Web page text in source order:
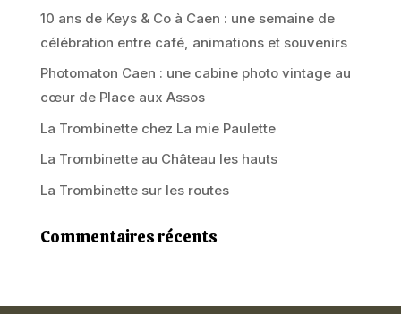
10 ans de Keys & Co à Caen : une semaine de
célébration entre café, animations et souvenirs
Photomaton Caen : une cabine photo vintage au
cœur de Place aux Assos
La Trombinette chez La mie Paulette
La Trombinette au Château les hauts
La Trombinette sur les routes
Commentaires récents